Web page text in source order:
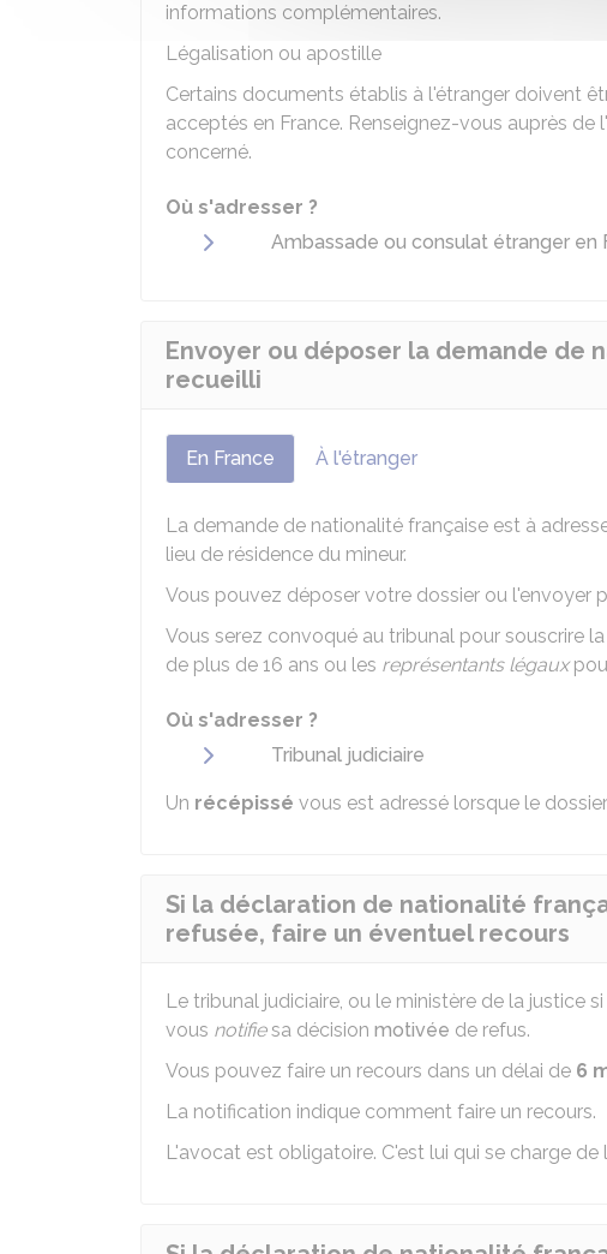
informations complémentaires.
Légalisation ou apostille
Certains documents établis à l'étranger doivent
acceptés en France. Renseignez-vous auprès
concerné.
Où s'adresser ?
Ambassade ou consulat étranger en
Envoyer ou déposer la demande de
recueilli
En France À l'étranger
La demande de nationalité française est à
lieu de résidence du mineur.
Vous pouvez déposer votre dossier ou l'envoyer
Vous serez convoqué au tribunal pour souscrire
de plus de 16 ans ou les représentants légaux
Où s'adresser ?
Tribunal judiciaire
Un récépissé vous est adressé lorsque le
Si la déclaration de nationalité
refusée, faire un éventuel recours
Le tribunal judiciaire, ou le ministère de la justice
vous notifiesa décision motivée de refus.
Vous pouvez faire un recours dans un délai de 6
La notification indique comment faire un recours.
L'avocat est obligatoire. C'est lui qui se charge de